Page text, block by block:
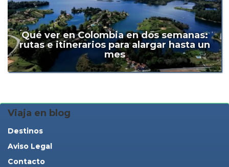
Qué ver en Colombia en dos semanas:
rutas e itinerarios para alargar hasta un
mes
Viaja en blog
Destinos
Aviso Legal
Contacto